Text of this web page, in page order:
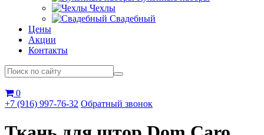
Чехлы
Свадебный
Цены
Акции
Контакты
0
+7 (916) 997-76-32 Обратный звонок